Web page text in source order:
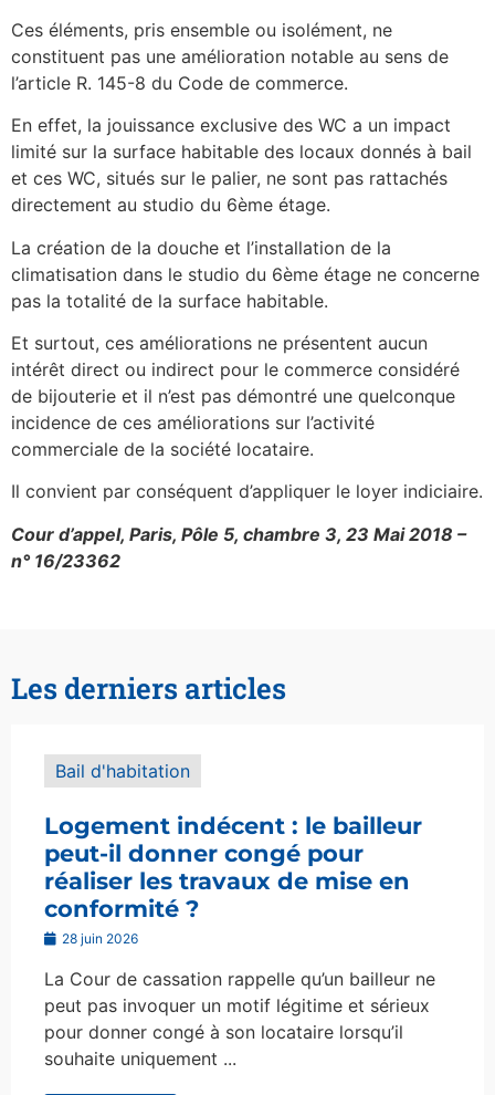
Ces éléments, pris ensemble ou isolément, ne
constituent pas une amélioration notable au sens de
l’article R. 145-8 du Code de commerce.
En effet, la jouissance exclusive des WC a un impact
limité sur la surface habitable des locaux donnés à bail
et ces WC, situés sur le palier, ne sont pas rattachés
directement au studio du 6ème étage.
La création de la douche et l’installation de la
climatisation dans le studio du 6ème étage ne concerne
pas la totalité de la surface habitable.
Et surtout, ces améliorations ne présentent aucun
intérêt direct ou indirect pour le commerce considéré
de bijouterie et il n’est pas démontré une quelconque
incidence de ces améliorations sur l’activité
commerciale de la société locataire.
Il convient par conséquent d’appliquer le loyer indiciaire.
Cour d’appel, Paris, Pôle 5, chambre 3, 23 Mai 2018 –
n° 16/23362
Les derniers articles
Bail d'habitation
Logement indécent : le bailleur
peut-il donner congé pour
réaliser les travaux de mise en
conformité ?
28 juin 2026
La Cour de cassation rappelle qu’un bailleur ne
peut pas invoquer un motif légitime et sérieux
pour donner congé à son locataire lorsqu’il
souhaite uniquement ...